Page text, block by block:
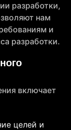
разработки,
нам
и
разработки.
включает
целей и